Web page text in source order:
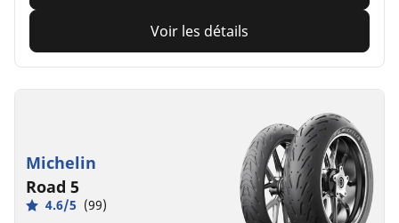
Voir les détails
Michelin
Road 5
4.6/5 (99)